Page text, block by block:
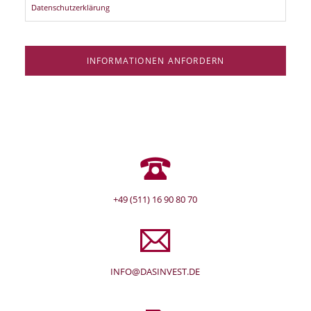
Datenschutzerklärung
INFORMATIONEN ANFORDERN
+49 (511) 16 90 80 70
INFO@DASINVEST.DE